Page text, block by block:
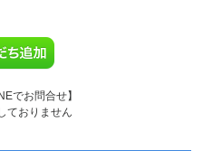
でお問合せ】
ておりません